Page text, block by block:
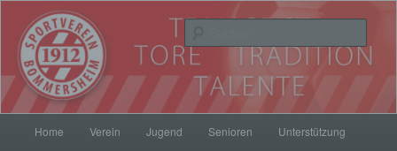
Inhalt
wechseln
SV Bommersheim 1912
Home Verein Jugend Senioren Unterstützung